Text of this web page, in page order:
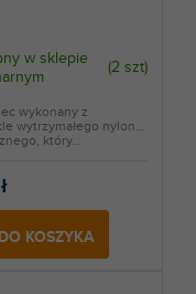
w sklepie
(2 szt)
DO KOSZYKA
wykonany z
wytrzymałego nylonu
który...